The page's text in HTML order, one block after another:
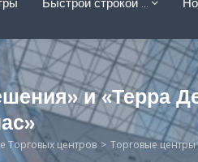
Быстрой строкой …
и «Терра
Торговых центров Торговые центры